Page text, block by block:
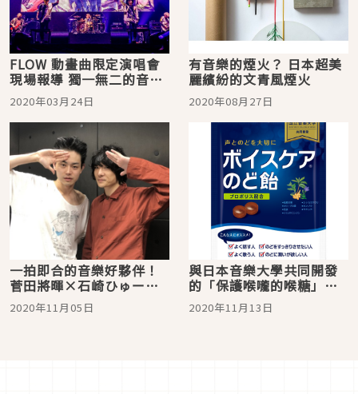
FLOW 動畫曲限定演唱會
現場報導 獨一無二的音樂
愛x動畫愛x樂團愛打破音
樂疆界
2020年03月24日
有音樂的煙火？ 日本超美
麗繽紛的文青風煙火
2020年08月27日
一拍即合的音樂好夥伴！
菅田將暉×石崎ひゅーい
的超好交情與合作
2020年11月05日
與日本音樂大學共同開發
的「保護喉嚨的喉糖」日
本歌手也愛用！
2020年11月13日